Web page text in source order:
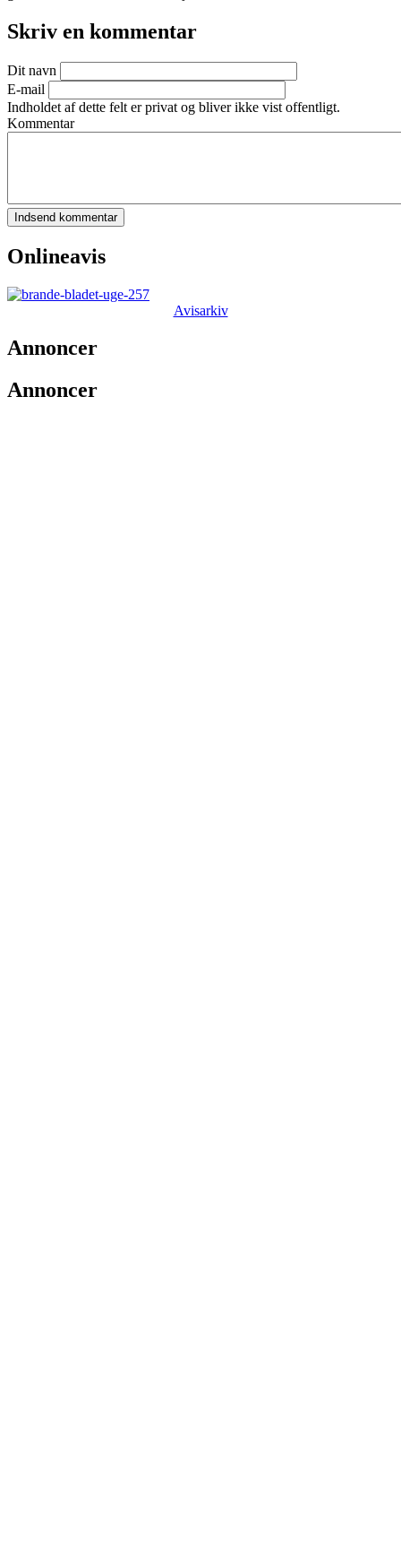
Skriv en kommentar
Dit navn
E-mail
Indholdet af dette felt er privat og bliver ikke vist offentligt.
Kommentar
Onlineavis
Avisarkiv
Annoncer
Annoncer